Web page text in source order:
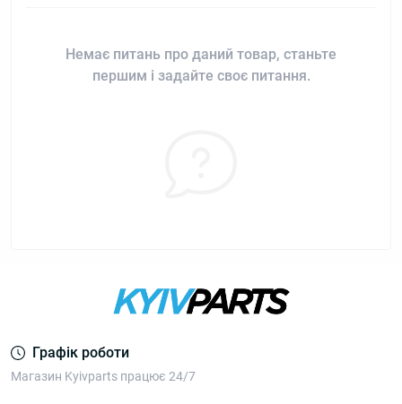
Немає питань про даний товар, станьте
першим і задайте своє питання.
Графік роботи
Магазин Kyivparts працює 24/7